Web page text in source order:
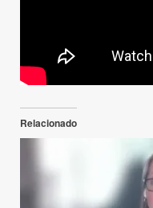
Relacionado